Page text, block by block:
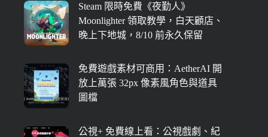
Steam 限時免費《夜勤人》
Moonlighter 領取教學，白天顧店、
晚上下地城，8/10 前永久保留
免費遊戲素材可商用：AetherAI 開
放上萬張 32px 像素風角色與道具
圖檔
公視+ 免費線上看：公視戲劇、紀